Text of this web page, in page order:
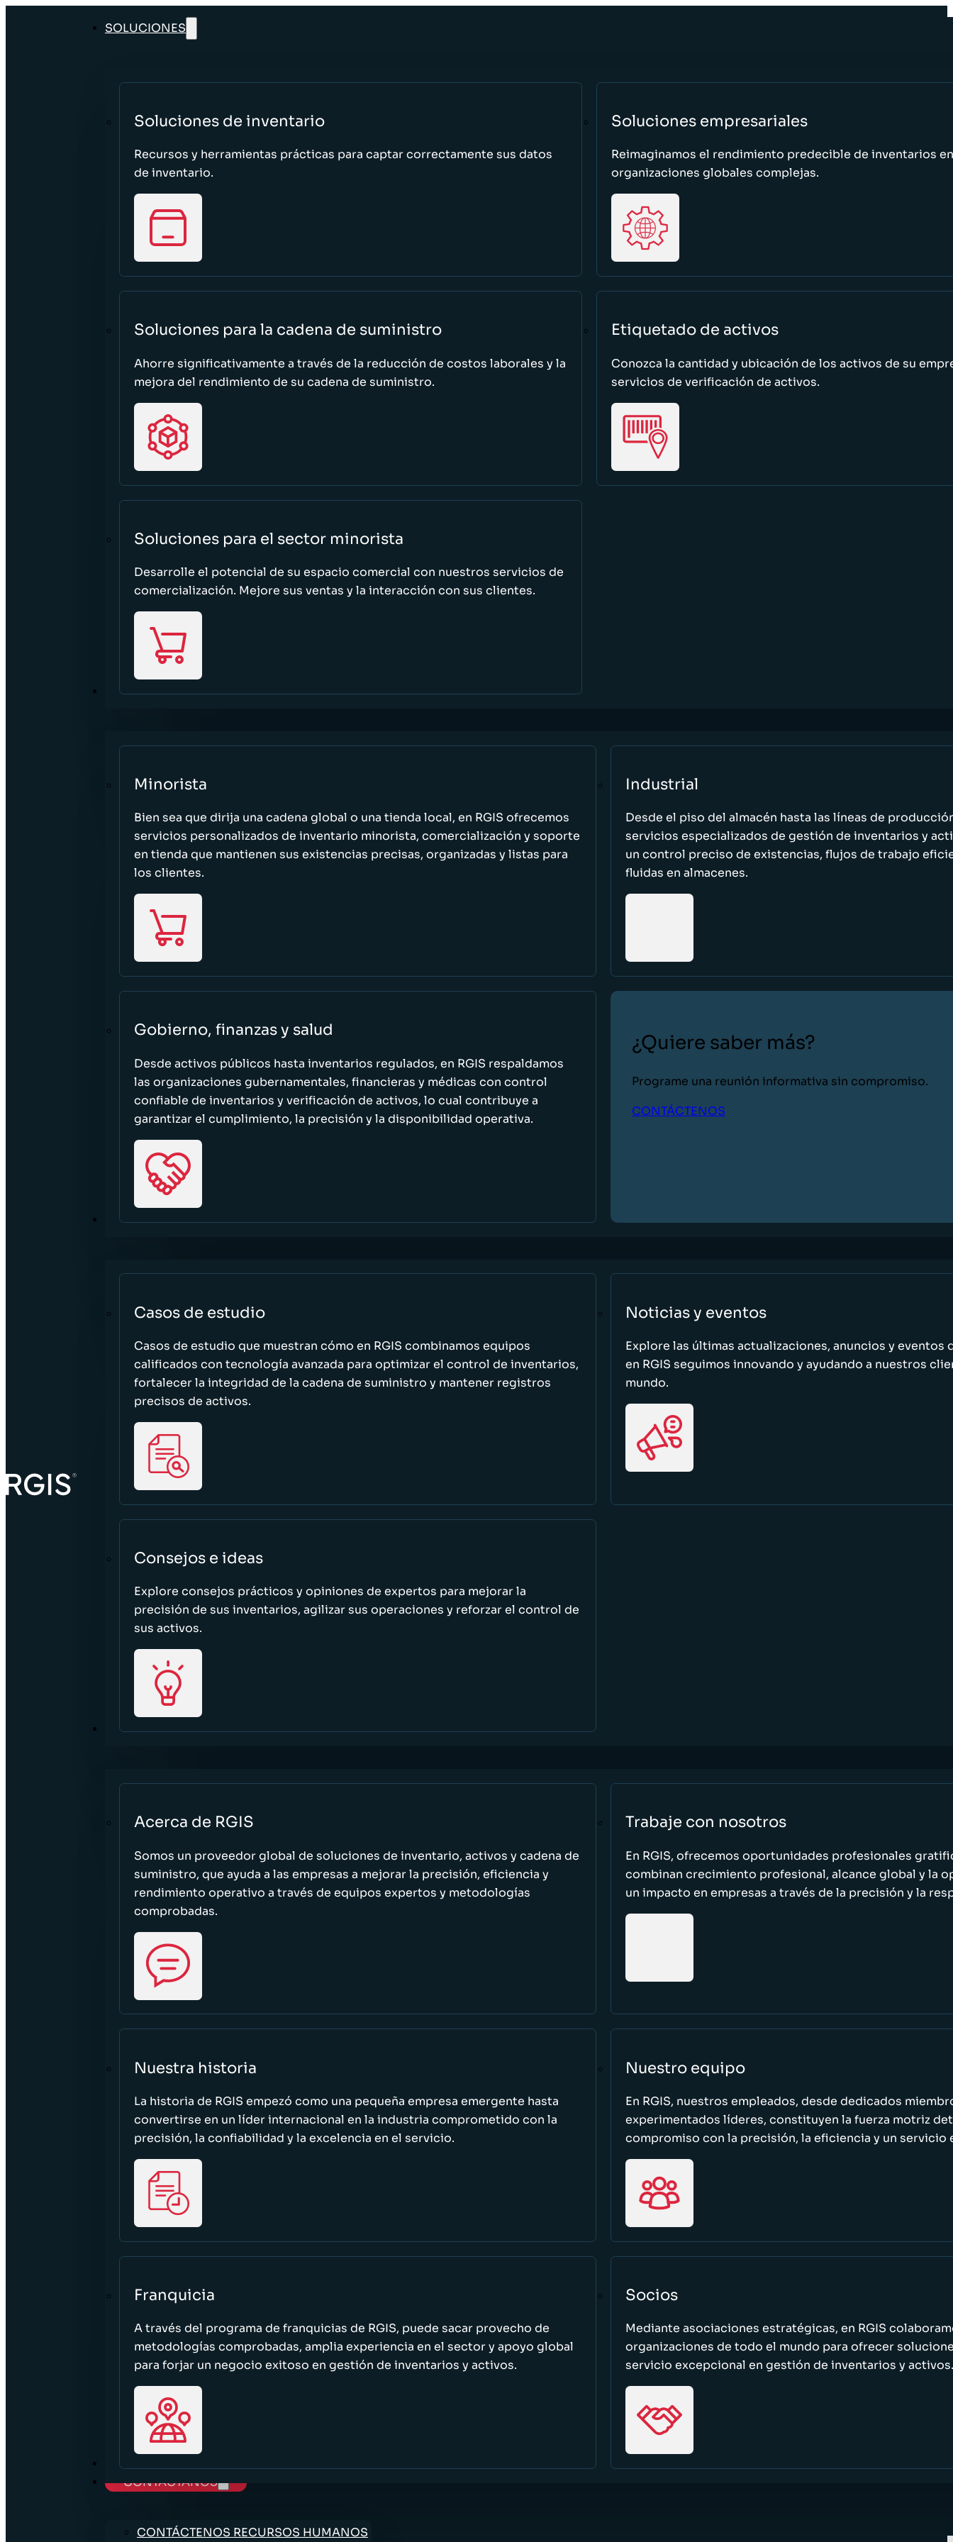
SOLUCIONES
Soluciones de inventario
Recursos y herramientas prácticas para captar correctamente sus datos
de inventario.
Soluciones empresariales
Reimaginamos el rendimiento predecible de inventarios en
organizaciones globales complejas.
Soluciones para la cadena de suministro
Ahorre significativamente a través de la reducción de costos laborales y la
mejora del rendimiento de su cadena de suministro.
Etiquetado de activos
Conozca la cantidad y ubicación de los activos de su
servicios de verificación de activos.
Soluciones para el sector minorista
Desarrolle el potencial de su espacio comercial con nuestros servicios de
comercialización. Mejore sus ventas y la interacción con sus clientes.
SECTORES
Minorista
Bien sea que dirija una cadena global o una tienda local, en RGIS ofrecemos
servicios personalizados de inventario minorista, comercialización y soporte
en tienda que mantienen sus existencias precisas, organizadas y listas para
los clientes.
Industrial
Desde el piso del almacén hasta las líneas de
servicios especializados de gestión de inventarios y
un control preciso de existencias, flujos de trabajo
fluidas en almacenes.
Gobierno, finanzas y salud
Desde activos públicos hasta inventarios regulados, en RGIS respaldamos
las organizaciones gubernamentales, financieras y médicas con control
confiable de inventarios y verificación de activos, lo cual contribuye a
garantizar el cumplimiento, la precisión y la disponibilidad operativa.
¿Quiere saber más?
Programe una reunión informativa sin compromiso.
CONTÁCTENOS
RECURSOS
Casos de estudio
Casos de estudio que muestran cómo en RGIS combinamos equipos
calificados con tecnología avanzada para optimizar el control de inventarios,
fortalecer la integridad de la cadena de suministro y mantener registros
precisos de activos.
Noticias y eventos
Explore las últimas actualizaciones, anuncios y eventos
en RGIS seguimos innovando y ayudando a nuestros
mundo.
Consejos e ideas
Explore consejos prácticos y opiniones de expertos para mejorar la
precisión de sus inventarios, agilizar sus operaciones y reforzar el control de
sus activos.
ACERCA DE
Acerca de RGIS
Somos un proveedor global de soluciones de inventario, activos y cadena de
suministro, que ayuda a las empresas a mejorar la precisión, eficiencia y
rendimiento operativo a través de equipos expertos y metodologías
comprobadas.
Trabaje con nosotros
En RGIS, ofrecemos oportunidades profesionales
combinan crecimiento profesional, alcance global y la
un impacto en empresas a través de la precisión y la
Nuestra historia
La historia de RGIS empezó como una pequeña empresa emergente hasta
convertirse en un líder internacional en la industria comprometido con la
precisión, la confiabilidad y la excelencia en el servicio.
Nuestro equipo
En RGIS, nuestros empleados, desde dedicados
experimentados líderes, constituyen la fuerza motriz
compromiso con la precisión, la eficiencia y un servicio
Franquicia
A través del programa de franquicias de RGIS, puede sacar provecho de
metodologías comprobadas, amplia experiencia en el sector y apoyo global
para forjar un negocio exitoso en gestión de inventarios y activos.
Socios
Mediante asociaciones estratégicas, en RGIS
organizaciones de todo el mundo para ofrecer
servicio excepcional en gestión de inventarios y activos.
TRABAJE CON NOSOTROS
CONTÁCTANOS
CONTÁCTENOS RECURSOS HUMANOS